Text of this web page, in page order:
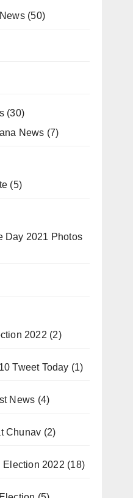
(50)
(30)
News (7)
(5)
Day 2021 Photos
2022 (2)
Tweet Today (1)
News (4)
Chunav (2)
Election 2022 (18)